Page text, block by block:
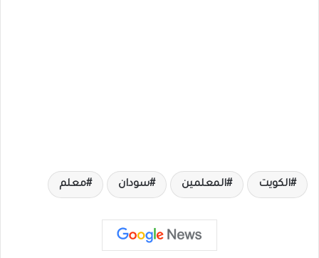
الكويت المعلمين سودان معلم